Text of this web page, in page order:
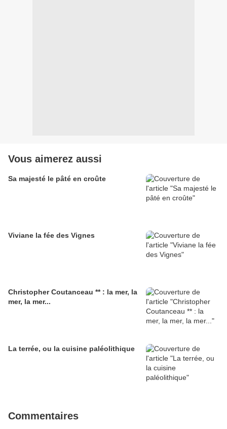
Vous aimerez aussi
Sa majesté le pâté en croûte
Viviane la fée des Vignes
Christopher Coutanceau ** : la mer, la
mer, la mer...
La terrée, ou la cuisine paléolithique
Commentaires